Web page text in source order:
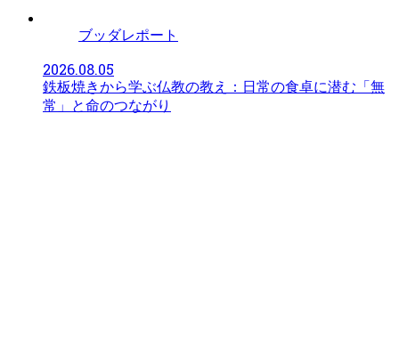
ブッダレポート
2026.08.05
鉄板焼きから学ぶ仏教の教え：日常の食卓に潜む「無
常」と命のつながり